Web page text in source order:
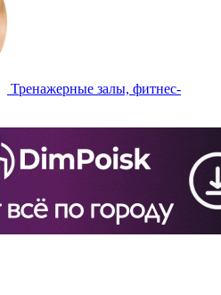
Тренажерные залы, фитнес-